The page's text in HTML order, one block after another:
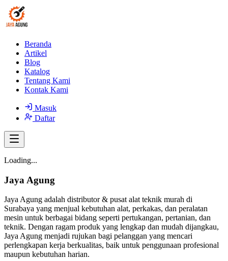
Beranda
Artikel
Blog
Katalog
Tentang Kami
Kontak Kami
Masuk
Daftar
Loading...
Jaya Agung
Jaya Agung adalah distributor & pusat alat teknik murah di
Surabaya yang menjual kebutuhan alat, perkakas, dan peralatan
mesin untuk berbagai bidang seperti pertukangan, pertanian, dan
teknik. Dengan ragam produk yang lengkap dan mudah dijangkau,
Jaya Agung menjadi rujukan bagi pelanggan yang mencari
perlengkapan kerja berkualitas, baik untuk penggunaan profesional
maupun kebutuhan harian.